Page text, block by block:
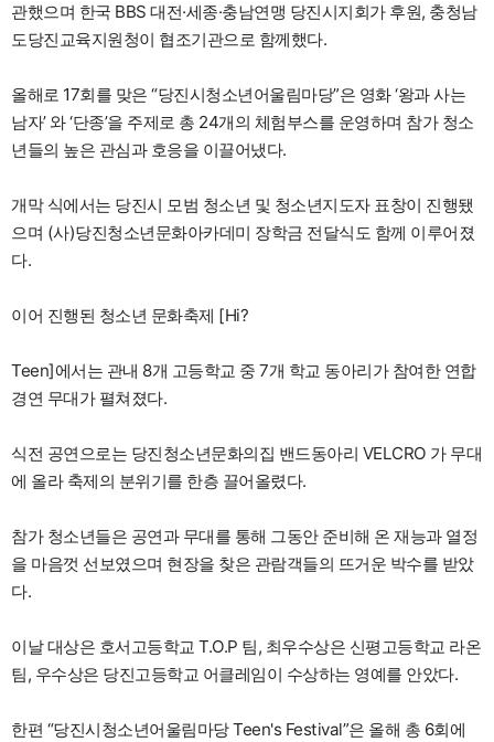
관했으며 한국 BBS 대전·세종·충남연맹 당진시지회가 후원, 충청남
도당진교육지원청이 협조기관으로 함께했다.
올해로 17회를 맞은 “당진시청소년어울림마당”은 영화 ‘왕과 사는
남자’ 와 ‘단종’을 주제로 총 24개의 체험부스를 운영하며 참가 청소
년들의 높은 관심과 호응을 이끌어냈다.
개막 식에서는 당진시 모범 청소년 및 청소년지도자 표창이 진행됐
으며 (사)당진청소년문화아카데미 장학금 전달식도 함께 이루어졌
다.
이어 진행된 청소년 문화축제 [Hi?
Teen]에서는 관내 8개 고등학교 중 7개 학교 동아리가 참여한 연합
경연 무대가 펼쳐졌다.
식전 공연으로는 당진청소년문화의집 밴드동아리 VELCRO 가 무대
에 올라 축제의 분위기를 한층 끌어올렸다.
참가 청소년들은 공연과 무대를 통해 그동안 준비해 온 재능과 열정
을 마음껏 선보였으며 현장을 찾은 관람객들의 뜨거운 박수를 받았
다.
이날 대상은 호서고등학교 T.O.P 팀, 최우수상은 신평고등학교 라온
팀, 우수상은 당진고등학교 어클레임이 수상하는 영예를 안았다.
한편 “당진시청소년어울림마당 Teen's Festival”은 올해 총 6회에